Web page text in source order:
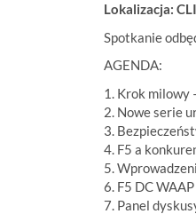
Lokalizacja:
Spotkanie
AGENDA:
1. Krok milowy
2. Nowe serie
3.
4. F5 a
5.
6. F5 DC
7. Panel